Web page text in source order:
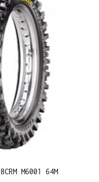
M6001 64M